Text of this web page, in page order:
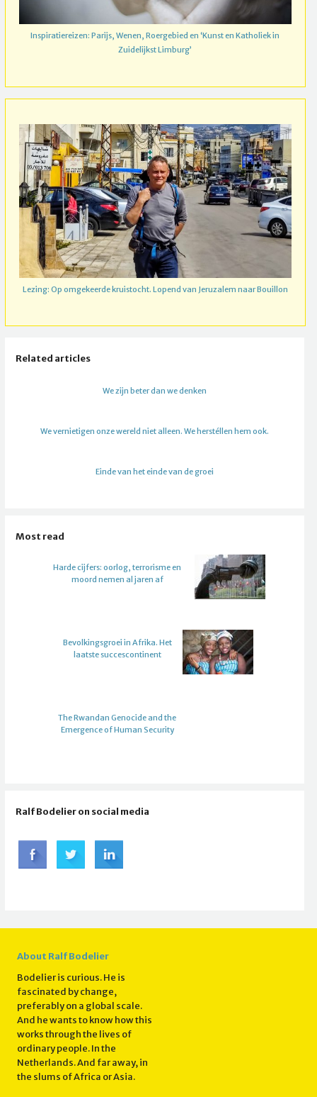
Inspiratiereizen: Parijs, Wenen, Roergebied en ‘Kunst en Katholiek in
Zuidelijkst Limburg’
Lezing: Op omgekeerde kruistocht. Lopend van Jeruzalem naar Bouillon
Related articles
We zijn beter dan we denken
We vernietigen onze wereld niet alleen. We herstéllen hem ook.
Einde van het einde van de groei
Most read
Harde cijfers: oorlog, terrorisme en
moord nemen al jaren af
Bevolkingsgroei in Afrika. Het
laatste succescontinent
The Rwandan Genocide and the
Emergence of Human Security
Ralf Bodelier on social media
About Ralf Bodelier
Bodelier is curious. He is
fascinated by change,
preferably on a global scale.
And he wants to know how this
works through the lives of
ordinary people. In the
Netherlands. And far away, in
the slums of Africa or Asia.